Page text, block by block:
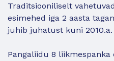
Traditsiooniliselt
esimehed iga 2 aasta
juhib juhatust kuni 2010.a.
Pangaliidu 8